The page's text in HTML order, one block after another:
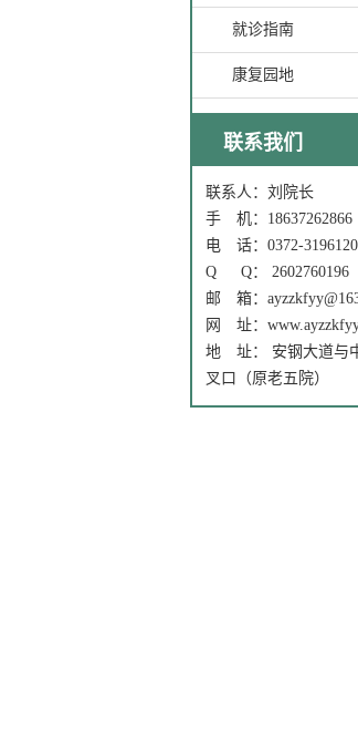
就诊指南
康复园地
联系我们
联系人：刘院长
手 机：18637262866
电 话：0372-3196120
Q Q： 2602760196
邮 箱：
网 址：
地 址： 安钢大道与
叉口（原老五院）